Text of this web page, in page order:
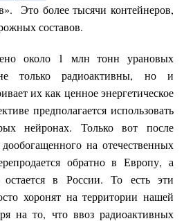
Это более тысячи контейнеров,
составов.
около 1 млн тонн урановых
только радиоактивны, но и
их как ценное энергетическое
предполагается использовать
нейронах. Только вот после
на отечественных
обратно в Европу, а
в России. То есть эти
хоронят на территории нашей
на то, что ввоз радиоактивных